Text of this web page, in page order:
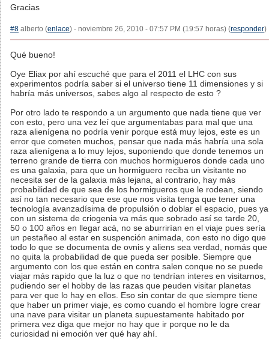
Gracias
#8 alberto (enlace) - noviembre 26, 2010 - 07:57 PM (19:57 horas) (responder)
Qué bueno!
Oye Eliax por ahí escuché que para el 2011 el LHC con sus
experimentos podría saber si el universo tiene 11 dimensiones y si
habría más universos, sabes algo al respecto de esto ?
Por otro lado te respondo a un argumento que nada tiene que ver
con esto, pero una vez leí que argumentabas para mal que una
raza alienígena no podría venir porque está muy lejos, este es un
error que cometen muchos, pensar que nada más habría una sola
raza alienígena a lo muy lejos, suponiendo que donde tenemos un
terreno grande de tierra con muchos hormigueros donde cada uno
es una galaxia, para que un hormiguero reciba un visitante no
necesita ser de la galaxia más lejana, al contrario, hay más
probabilidad de que sea de los hormigueros que le rodean, siendo
así no tan necesario que ese que nos visita tenga que tener una
tecnología avanzadísima de propulsión o doblar el espacio, pues ya
con un sistema de criogenia va más que sobrado así se tarde 20,
50 o 100 años en llegar acá, no se aburrirían en el viaje pues sería
un pestañeo al estar en suspención animada, con esto no digo que
todo lo que se documenta de ovnis y aliens sea verdad, nomás que
no quita la probabilidad de que pueda ser posible. Siempre que
argumento con los que están en contra salen conque no se puede
viajar más rapido que la luz o que no tendrían interes en visitarnos,
pudiendo ser el hobby de las razas que peuden visitar planetas
para ver que lo hay en ellos. Eso sin contar de que siempre tiene
que haber un primer viaje, es como cuando el hombre logre crear
una nave para visitar un planeta supuestamente habitado por
primera vez diga que mejor no hay que ir porque no le da
curiosidad ni emoción ver qué hay ahí.